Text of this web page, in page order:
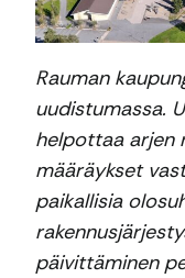
Rauman
uudistumassa.
helpottaa arjen
määräykset
paikallisia
päivittäminen